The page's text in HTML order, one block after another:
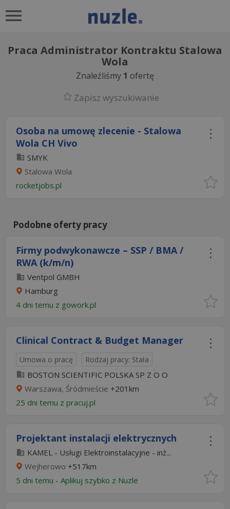
Praca Administrator Kontraktu Stalowa
Wola
Znaleźliśmy 1 ofertę
Zapisz wyszukiwanie
Osoba na umowę zlecenie - Stalowa
Wola CH Vivo
SMYK
Stalowa Wola
rocketjobs.pl
Podobne oferty pracy
Firmy podwykonawcze – SSP / BMA /
RWA (k/m/n)
Ventpol GMBH
Hamburg
4 dni temu z gowork.pl
Clinical Contract & Budget Manager
Umowa o pracę Rodzaj pracy: Stała
BOSTON SCIENTIFIC POLSKA SP Z O O
Warszawa, Śródmieście +201km
25 dni temu z pracuj.pl
Projektant instalacji elektrycznych
KAMEL - Usługi Elektroinstalacyjne - inż...
Wejherowo +517km
5 dni temu - Aplikuj szybko z Nuzle